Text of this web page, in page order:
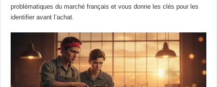
problématiques du marché français et vous donne les clés pour les
identifier avant l’achat.